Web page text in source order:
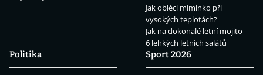
Jak obléci miminko při
vysokých teplotách?
Jak na dokonalé letní mojito
6 lehkých letních salátů
Politika
Sport 2026